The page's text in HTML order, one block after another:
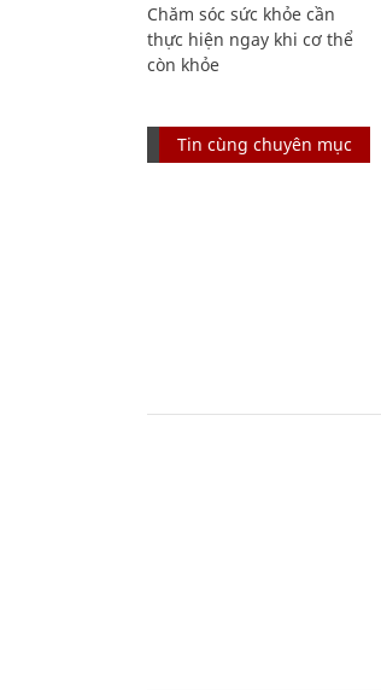
Chăm sóc sức khỏe cần
thực hiện ngay khi cơ thể
còn khỏe
Tin cùng chuyên mục